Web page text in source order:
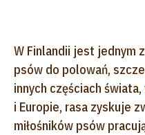
W Finlandii jest jednym
psów do polowań,
innych częściach
i Europie, rasa zyskuje
miłośników psów